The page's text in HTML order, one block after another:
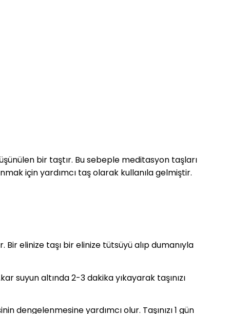
bir taştır. Bu sebeple meditasyon taşları
için yardımcı taş olarak kullanıla gelmiştir.
elinize taşı bir elinize tütsüyü alıp dumanıyla
suyun altında 2-3 dakika yıkayarak taşınızı
dengelenmesine yardımcı olur. Taşınızı 1 gün